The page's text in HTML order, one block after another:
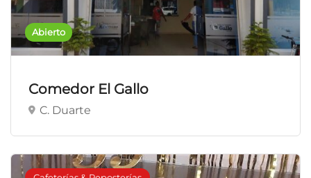
Abierto
Comedor El Gallo
C. Duarte